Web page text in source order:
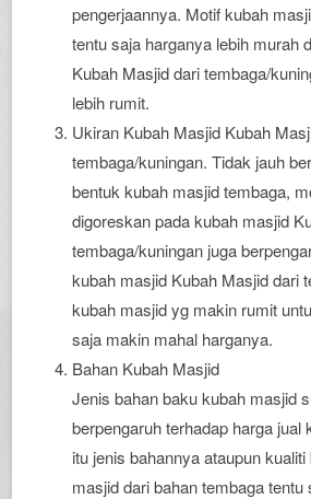
pengerjaannya. Motif kubah
tentu saja harganya lebih murah
Kubah Masjid dari tembaga/
lebih rumit.
Ukiran Kubah Masjid Kubah
tembaga/kuningan. Tidak jauh
bentuk kubah masjid tembaga,
digoreskan pada kubah masjid
tembaga/kuningan juga
kubah masjid Kubah Masjid dari
kubah masjid yg makin rumit
saja makin mahal harganya.
Bahan Kubah Masjid
Jenis bahan baku kubah masjid
berpengaruh terhadap harga jual
itu jenis bahannya ataupun
masjid dari bahan tembaga tentu